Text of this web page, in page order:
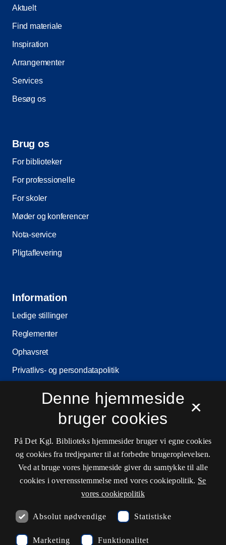
Aktuelt
Find materiale
Inspiration
Arrangementer
Services
Besøg os
Brug os
For biblioteker
For professionelle
For skoler
Møder og konferencer
Nota-service
Pligtaflevering
Information
Ledige stillinger
Reglementer
Ophavsret
Privatlivs- og persondatapolitik
Driftsstatus
Cookieindstillinger
Kontaktinformationer
Åbningstider
×
Denne hjemmeside
bruger cookies
På Det Kgl. Biblioteks hjemmesider bruger vi egne cookies
og cookies fra tredjeparter til at forbedre brugeroplevelsen.
Ved at bruge vores hjemmeside giver du samtykke til alle
cookies i overensstemmelse med vores cookiepolitik. Se
vores cookiepolitik
Absolut nødvendige Statistiske
Marketing Funktionalitet